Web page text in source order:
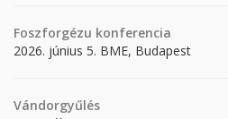
Foszforgézu konferencia
2026. június 5. BME, Budapest
Vándorgyűlés